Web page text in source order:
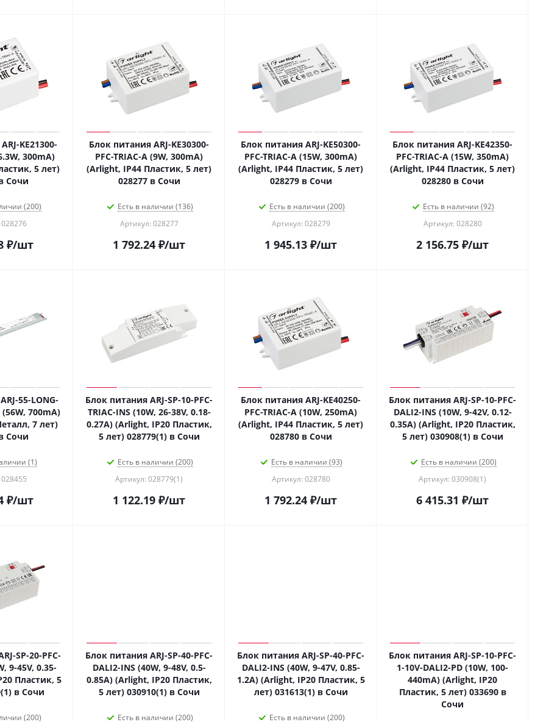
KE21300-
300mA)
5 лет)
Сочи
(200)
₽/шт
Блок питания ARJ-KE30300-
PFC-TRIAC-A (9W, 300mA)
(Arlight, IP44 Пластик, 5 лет)
028277 в Сочи
Есть в наличии (136)
Артикул: 028277
1 792.24 ₽/шт
Блок питания ARJ-KE50300-
PFC-TRIAC-A (15W, 300mA)
(Arlight, IP44 Пластик, 5 лет)
028279 в Сочи
Есть в наличии (200)
Артикул: 028279
1 945.13 ₽/шт
Блок питания ARJ-KE42350-
PFC-TRIAC-A (15W, 350mA)
(Arlight, IP44 Пластик, 5 лет)
028280 в Сочи
Есть в наличии (92)
Артикул: 028280
2 156.75 ₽/шт
55-LONG-
(56W, 700mA)
7 лет)
Сочи
(1)
₽/шт
Блок питания ARJ-SP-10-PFC-
TRIAC-INS (10W, 26-38V, 0.18-
0.27A) (Arlight, IP20 Пластик,
5 лет) 028779(1) в Сочи
Есть в наличии (200)
Артикул: 028779(1)
1 122.19 ₽/шт
Блок питания ARJ-KE40250-
PFC-TRIAC-A (10W, 250mA)
(Arlight, IP44 Пластик, 5 лет)
028780 в Сочи
Есть в наличии (93)
Артикул: 028780
1 792.24 ₽/шт
Блок питания ARJ-SP-10-PFC-
DALI2-INS (10W, 9-42V, 0.12-
0.35A) (Arlight, IP20 Пластик,
5 лет) 030908(1) в Сочи
Есть в наличии (200)
Артикул: 030908(1)
6 415.31 ₽/шт
SP-20-PFC-
9-45V, 0.35-
Пластик, 5
в Сочи
(200)
Блок питания ARJ-SP-40-PFC-
DALI2-INS (40W, 9-48V, 0.5-
0.85A) (Arlight, IP20 Пластик,
5 лет) 030910(1) в Сочи
Есть в наличии (200)
Блок питания ARJ-SP-40-PFC-
DALI2-INS (40W, 9-47V, 0.85-
1.2A) (Arlight, IP20 Пластик, 5
лет) 031613(1) в Сочи
Есть в наличии (200)
Блок питания ARJ-SP-10-PFC-
1-10V-DALI2-PD (10W, 100-
440mA) (Arlight, IP20
Пластик, 5 лет) 033690 в
Сочи